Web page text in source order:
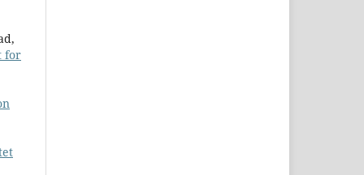
for